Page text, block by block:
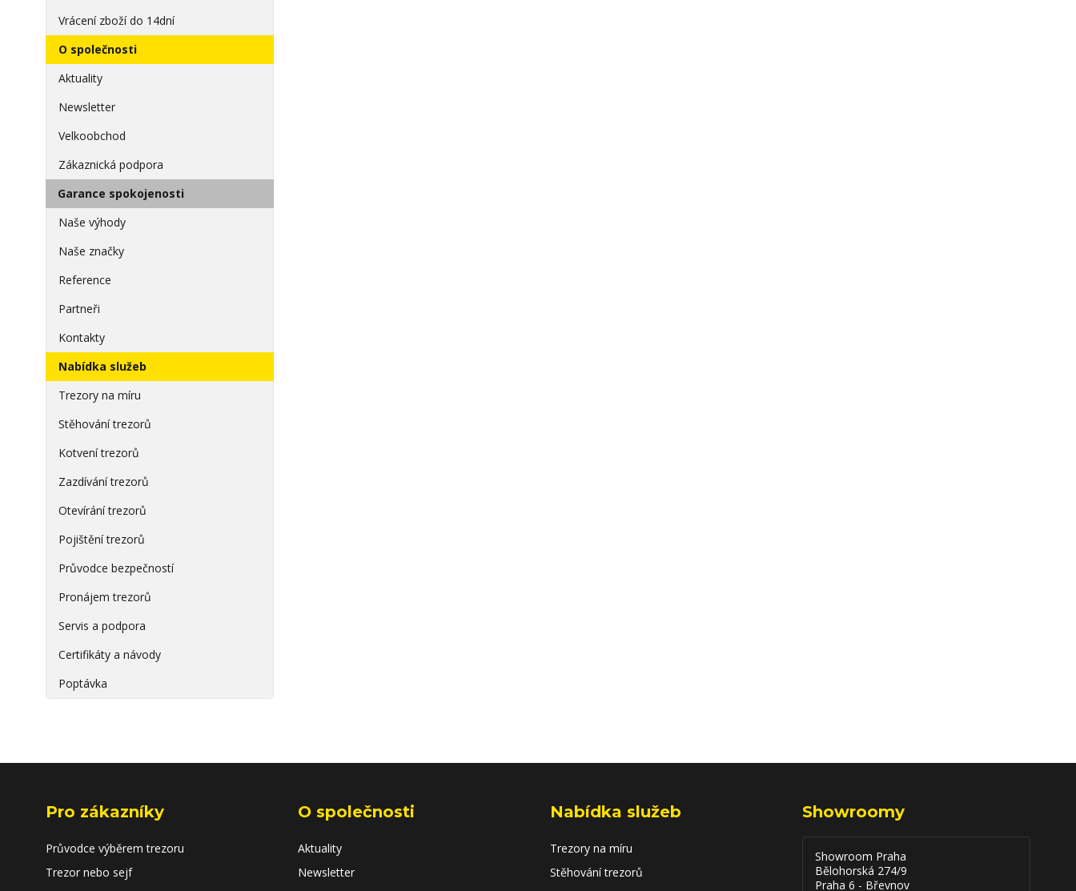
Vrácení zboží do 14dní
O společnosti
Aktuality
Newsletter
Velkoobchod
Zákaznická podpora
Garance spokojenosti
Naše výhody
Naše značky
Reference
Partneři
Kontakty
Nabídka služeb
Trezory na míru
Stěhování trezorů
Kotvení trezorů
Zazdívání trezorů
Otevírání trezorů
Pojištění trezorů
Průvodce bezpečností
Pronájem trezorů
Servis a podpora
Certifikáty a návody
Poptávka
Pro zákazníky
Průvodce výběrem trezoru
Trezor nebo sejf
O společnosti
Aktuality
Newsletter
Nabídka služeb
Trezory na míru
Stěhování trezorů
Showroomy
Showroom Praha
Bělohorská 274/9
Praha 6 - Břevnov